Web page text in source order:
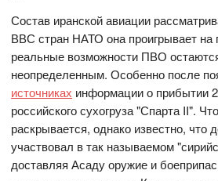
Состав иранской авиации
ВВС стран НАТО она проигрывает на
реальные возможности ПВО
неопределенным. Особенно после
источниках информации о прибытии
российского сухогруза "Спарта II".
раскрывается, однако известно, что
участвовал в так называемом
доставляя Асаду оружие и